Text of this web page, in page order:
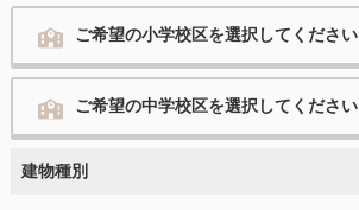
ご希望の小学校区を選択してください
ご希望の中学校区を選択してください
建物種別